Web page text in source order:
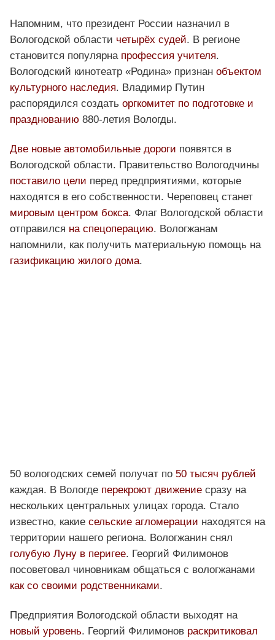
Напомним, что президент России назначил в
Вологодской области четырёх судей. В регионе
становится популярна профессия учителя.
Вологодский кинотеатр «Родина» признан объектом
культурного наследия. Владимир Путин
распорядился создать оргкомитет по подготовке и
празднованию 880-летия Вологды.
Две новые автомобильные дороги появятся в
Вологодской области. Правительство Вологодчины
поставило цели перед предприятиями, которые
находятся в его собственности. Череповец станет
мировым центром бокса. Флаг Вологодской области
отправился на спецоперацию. Вологжанам
напомнили, как получить материальную помощь на
газификацию жилого дома.
50 вологодских семей получат по 50 тысяч рублей
каждая. В Вологде перекроют движение сразу на
нескольких центральных улицах города. Стало
известно, какие сельские агломерации находятся на
территории нашего региона. Вологжанин снял
голубую Луну в перигее. Георгий Филимонов
посоветовал чиновникам общаться с вологжанами
как со своими родственниками.
Предприятия Вологодской области выходят на
новый уровень. Георгий Филимонов раскритиковал